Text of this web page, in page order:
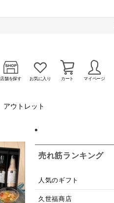
店舗を探す お気に入り カート マイページ
アウトレット
売れ筋ランキング
人気のギフト
久世福商店